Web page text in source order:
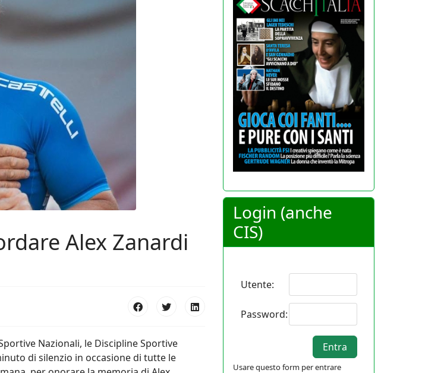
Alex Zanardi
Nazionali, le Discipline Sportive
di silenzio in occasione di tutte le
Login (anche
CIS)
Utente:
Password:
Usare questo form per entrare